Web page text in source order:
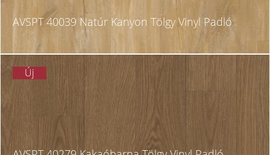
AVSPT 40039 Natúr Kanyon Tölgy Vinyl Padló
Új